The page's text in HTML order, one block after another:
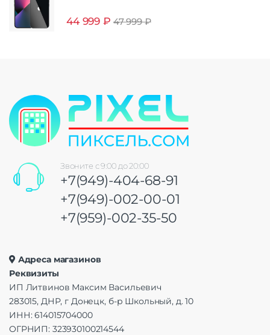
44 999 ₽ 47 999₽
Звоните с 9:00 до 20:00
+7(949)-404-68-91
+7(949)-002-00-01
+7(959)-002-35-50
Адреса магазинов
Реквизиты
ИП Литвинов Максим Васильевич
283015, ДНР, г Донецк, б-р Школьный, д. 10
ИНН: 614015704000
ОГРНИП: 323930100214544